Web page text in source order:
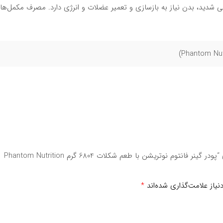
شدید، بدن نیاز به بازسازی و تعمیر عضلات و انرژی دارد. مصرف
و درمان نیست.
آن خودداری نموده و با پزشک مشورت نمایید.
مکمل‌ها مصرف نشود.
اولین نفری باشید که دیدگاهی را ارسال می کنید برای “پودر گینر فانتوم نوتریشن با طعم شکلات 6804 گرم Phantom Nutrition
علامت‌گذاری شده‌اند *